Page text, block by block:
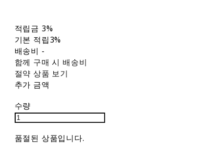
적립금 3%
기본 적립3%
배송비 -
함께 구매 시 배송비
절약 상품 보기
추가 금액
수량
품절된 상품입니다.